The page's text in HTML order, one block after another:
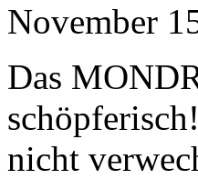
November
Das
nicht